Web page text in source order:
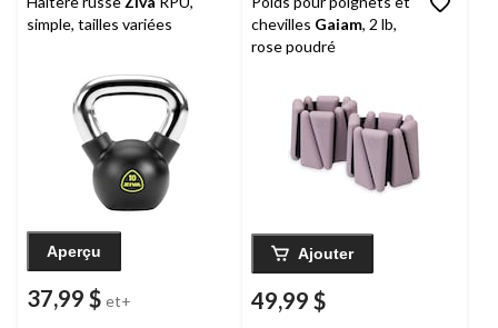
simple, tailles variées
Aperçu
37,99 $ et+
chevilles Gaiam, 2 lb,
rose poudré
Ajouter
49,99 $